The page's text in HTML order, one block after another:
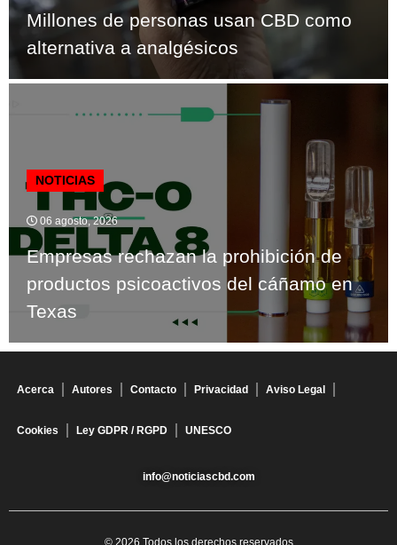
Millones de personas usan CBD como
alternativa a analgésicos
NOTICIAS
06 agosto, 2026
Empresas rechazan la prohibición de
productos psicoactivos del cáñamo en
Texas
Acerca Autores Contacto Privacidad Aviso Legal
Cookies Ley GDPR / RGPD UNESCO
info@noticiascbd.com